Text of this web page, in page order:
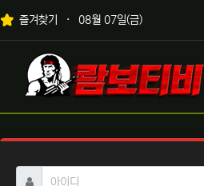
상단 네비
즐겨찾기 08월 07일(금)
메인 메뉴
로고
아이디 필수